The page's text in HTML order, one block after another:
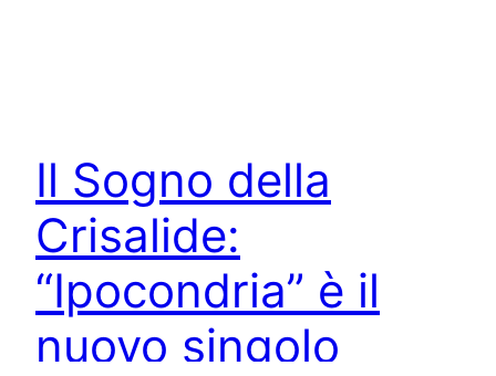
Il Sogno della
Crisalide:
“Ipocondria” è il
nuovo singolo